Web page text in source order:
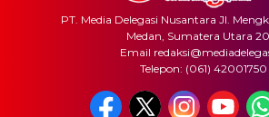
PT. Media Delegasi Nusantara Jl.
Medan, Sumatera Utara
Email
Telepon: (061) 42001750